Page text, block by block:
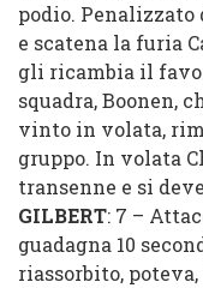
podio. Penalizzato
e scatena la furia
gli ricambia il
squadra, Boonen,
vinto in volata,
gruppo. In volata
transenne e si
GILBERT: 7 –
guadagna 10
riassorbito,